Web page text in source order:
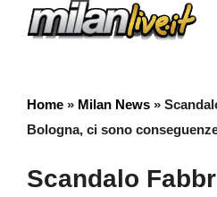
Home » Milan News »
Bologna, ci sono
Scandalo